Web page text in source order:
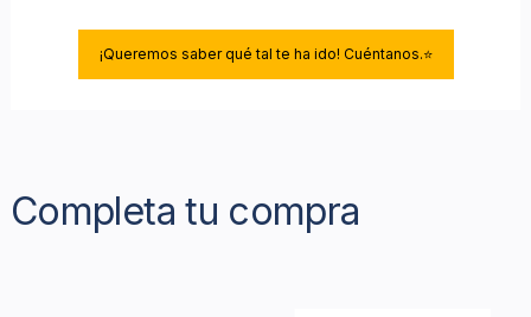
¡Queremos saber qué tal te ha ido! Cuéntanos.⭐
Completa tu compra